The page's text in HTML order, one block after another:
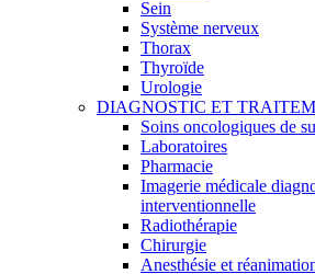
Sein
Système nerveux
Thorax
Thyroïde
Urologie
DIAGNOSTIC ET
Soins oncologiques de
Laboratoires
Pharmacie
Imagerie médicale
interventionnelle
Radiothérapie
Chirurgie
Anesthésie et